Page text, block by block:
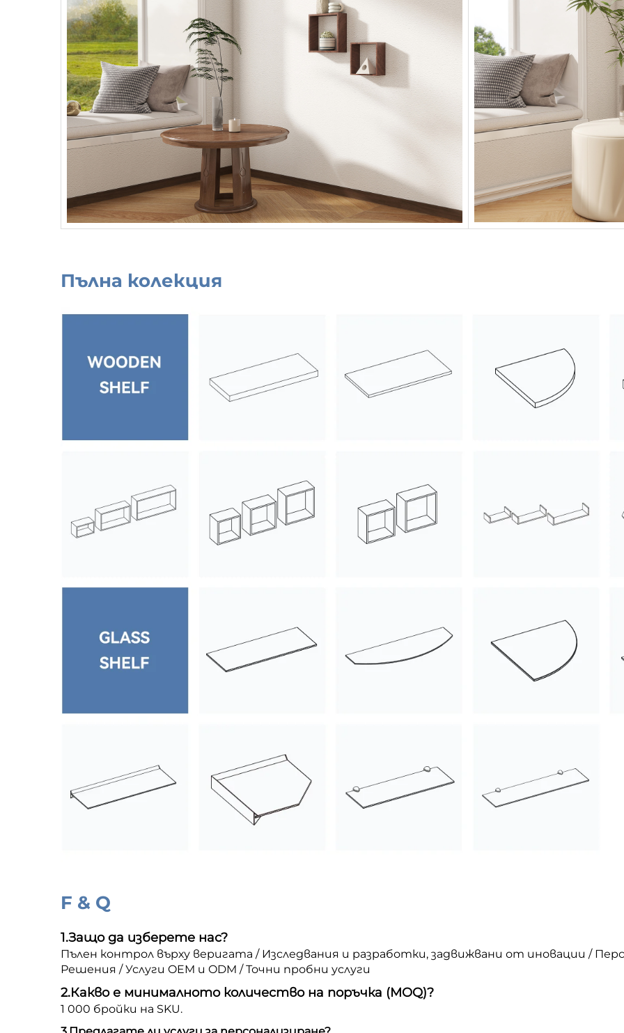
Пълна колекция
F & Q
1.Защо да изберете нас?
Пълен контрол върху веригата / Изследвания и разработки, задвижвани от иновации /
Решения / Услуги OEM и ODM / Точни пробни услуги
2.Какво е минималното количество на поръчка (MOQ)?
1 000 бройки на SKU.